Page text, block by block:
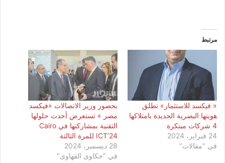
مرتبط
« فيكسد للاستثمار» تطلق
هويتها البصرية الجديدة بامتلاكها
4 شركات مبتكرة
24 فبراير، 2024
في "مقالات"
بحضور وزير الاتصالات «فيكسد
مصر » تستعرض أحدث حلولها
التقنية بمشاركتها في Cairo
ICT’24 للمرة الثالثة
28 ديسمبر، 2024
في "حكاوى القهاوى"